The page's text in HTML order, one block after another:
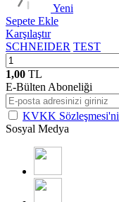
Yeni
Sepete Ekle
Karşılaştır
SCHNEIDER TEST
1,00 TL
E-Bülten Aboneliği
KVKK Sözleşmesi'ni
Sosyal Medya